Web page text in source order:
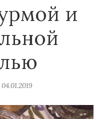
и
04.01.2019